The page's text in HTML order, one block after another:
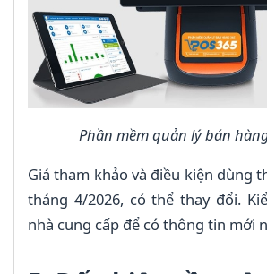
Phần mềm quản lý bán
Giá tham khảo và điều kiện dùng
tháng 4/2026, có thể thay đổi.
nhà cung cấp để có thông tin mới